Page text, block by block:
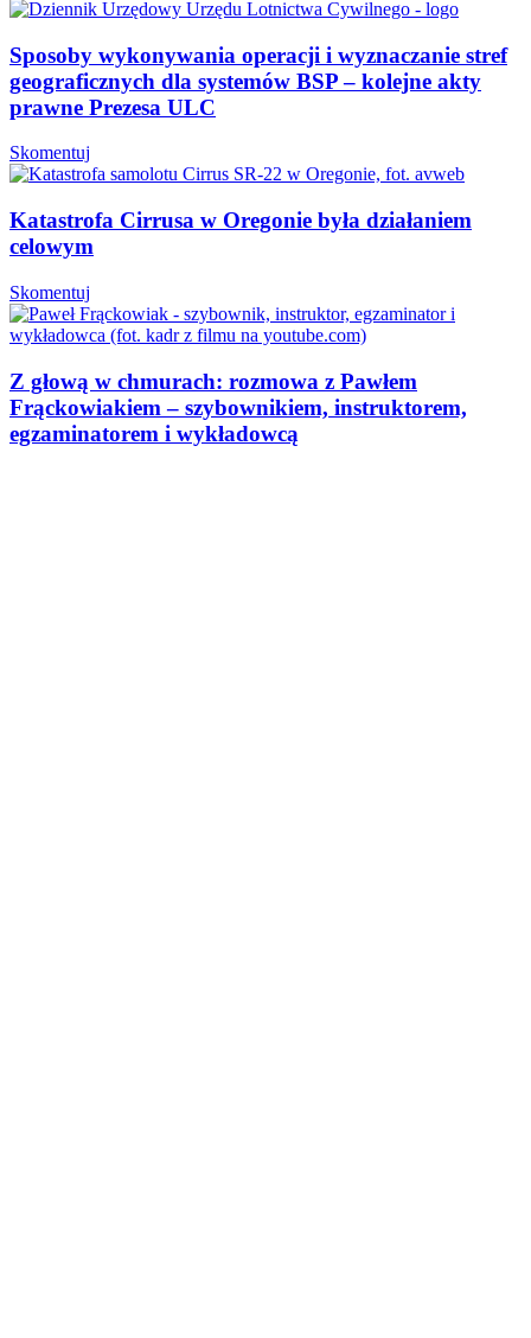
Sposoby wykonywania operacji i wyznaczanie stref
geograficznych dla systemów BSP – kolejne akty
prawne Prezesa ULC
Skomentuj
Katastrofa Cirrusa w Oregonie była działaniem
celowym
Skomentuj
Z głową w chmurach: rozmowa z Pawłem
Frąckowiakiem – szybownikiem, instruktorem,
egzaminatorem i wykładowcą